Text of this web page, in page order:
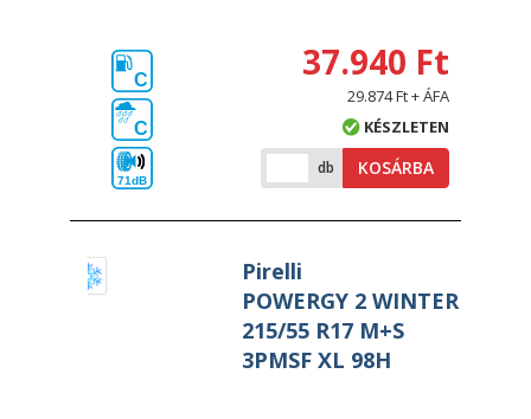
C
C
71dB
37.940 Ft
29.874 Ft + ÁFA
KÉSZLETEN
db KOSÁRBA
Pirelli
POWERGY 2 WINTER
215/55 R17 M+S
3PMSF XL 98H